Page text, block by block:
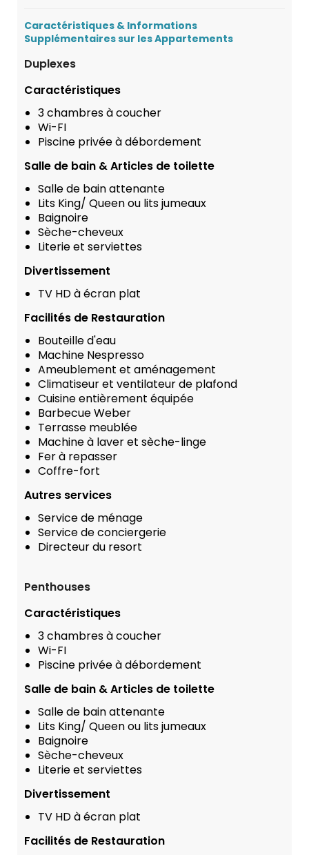
Caractéristiques & Informations
Supplémentaires sur les Appartements
Duplexes
Caractéristiques
3 chambres à coucher
Wi-FI
Piscine privée à débordement
Salle de bain & Articles de toilette
Salle de bain attenante
Lits King/ Queen ou lits jumeaux
Baignoire
Sèche-cheveux
Literie et serviettes
Divertissement
TV HD à écran plat
Facilités de Restauration
Bouteille d'eau
Machine Nespresso
Ameublement et aménagement
Climatiseur et ventilateur de plafond
Cuisine entièrement équipée
Barbecue Weber
Terrasse meublée
Machine à laver et sèche-linge
Fer à repasser
Coffre-fort
Autres services
Service de ménage
Service de conciergerie
Directeur du resort
Penthouses
Caractéristiques
3 chambres à coucher
Wi-FI
Piscine privée à débordement
Salle de bain & Articles de toilette
Salle de bain attenante
Lits King/ Queen ou lits jumeaux
Baignoire
Sèche-cheveux
Literie et serviettes
Divertissement
TV HD à écran plat
Facilités de Restauration